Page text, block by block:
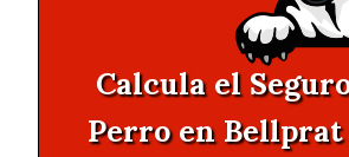
Calcula el
Perro en